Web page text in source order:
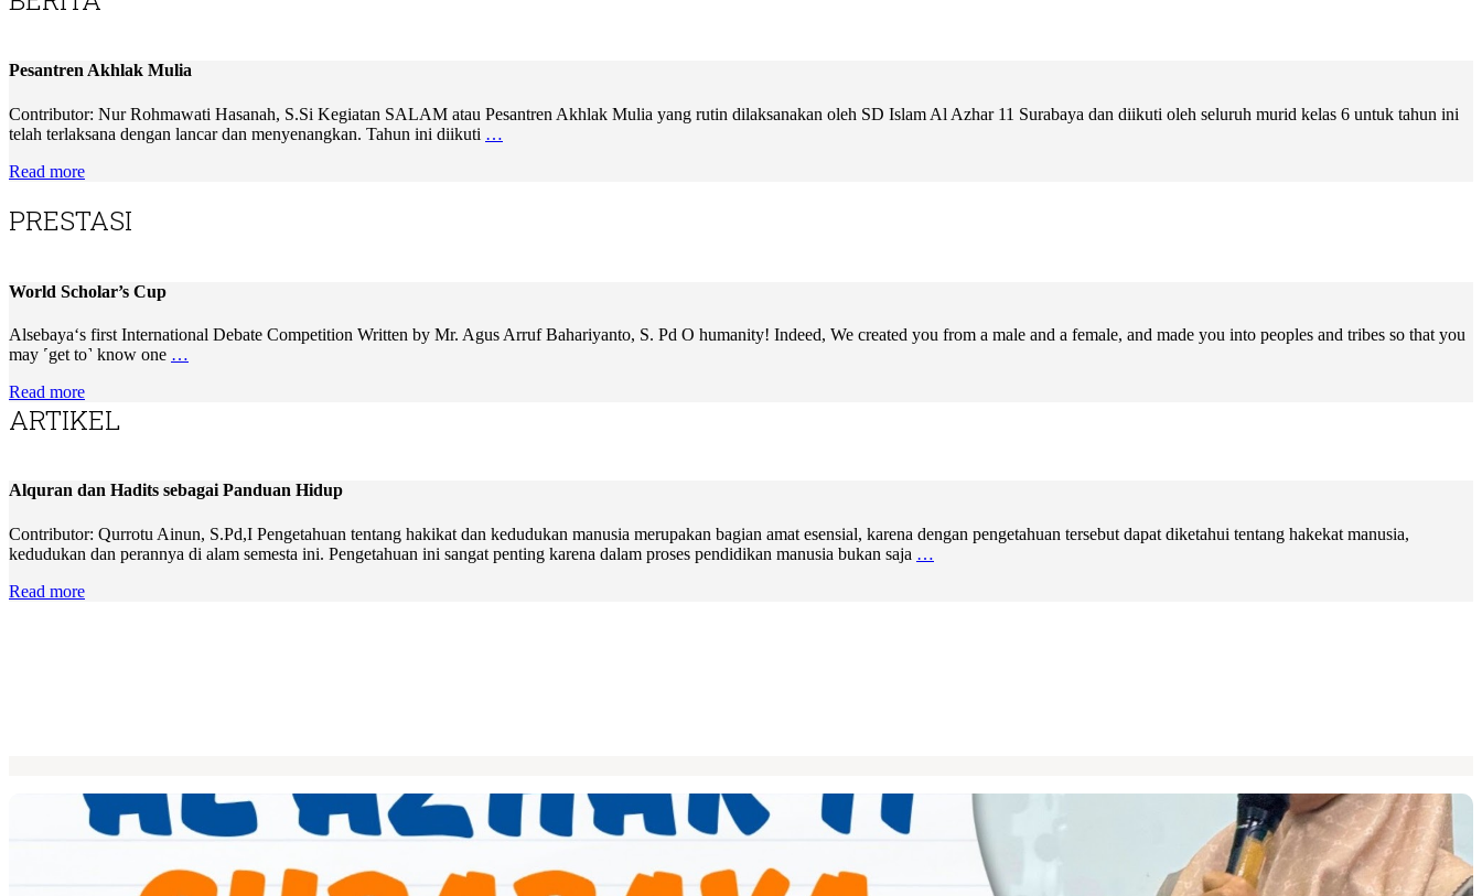
Pesantren Akhlak Mulia
Contributor: Nur Rohmawati Hasanah, S.Si Kegiatan SALAM atau Pesantren Akhlak Mulia yang rutin dilaksanakan oleh SD Islam Al Azhar 11 Surabaya dan diikuti oleh seluruh murid kelas 6 untuk tahun ini
telah terlaksana dengan lancar dan menyenangkan. Tahun ini diikuti …
Read more
PRESTASI
World Scholar’s Cup
Alsebaya‘s first International Debate Competition Written by Mr. Agus Arruf Bahariyanto, S. Pd O humanity! Indeed, We created you from a male and a female, and made you into peoples and tribes so that you
may ˹get to˺ know one …
Read more
ARTIKEL
Alquran dan Hadits sebagai Panduan Hidup
Contributor: Qurrotu Ainun, S.Pd,I Pengetahuan tentang hakikat dan kedudukan manusia merupakan bagian amat esensial, karena dengan pengetahuan tersebut dapat diketahui tentang hakekat manusia,
kedudukan dan perannya di alam semesta ini. Pengetahuan ini sangat penting karena dalam proses pendidikan manusia bukan saja …
Read more